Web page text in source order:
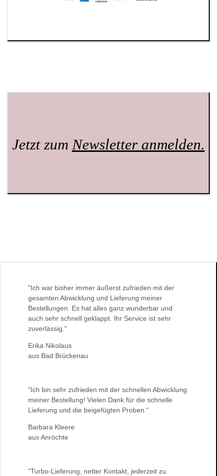
Jetzt zumNewsletter anmelden.
"Ich war bisher immer äußerst zufrieden mit der
gesamten Abwicklung und Lieferung meiner
Bestellungen. Es hat alles ganz wunderbar und
auch sehr schnell geklappt. Ihr Service ist sehr
zuverlässig."
Erika Nikolaus
aus Bad Brückenau
"Ich bin sehr zufrieden mit der schnellen Abwicklung
meiner Bestellung! Vielen Dank für die schnelle
Lieferung und die beigefügten Proben."
Barbara Kleere
aus Anröchte
"Turbo-Lieferung, netter Kontakt, jederzeit zu